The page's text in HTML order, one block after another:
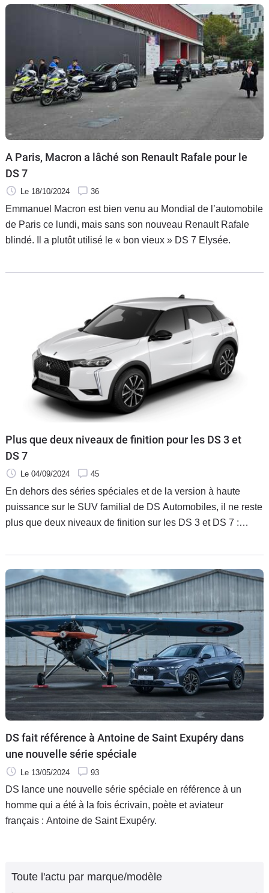
A Paris, Macron a lâché son Renault Rafale pour le
DS 7
Le 18/10/2024 36
Emmanuel Macron est bien venu au Mondial de l’automobile
de Paris ce lundi, mais sans son nouveau Renault Rafale
blindé. Il a plutôt utilisé le « bon vieux » DS 7 Elysée.
Plus que deux niveaux de finition pour les DS 3 et
DS 7
Le 04/09/2024 45
En dehors des séries spéciales et de la version à haute
puissance sur le SUV familial de DS Automobiles, il ne reste
plus que deux niveaux de finition sur les DS 3 et DS 7 :
son grand frère à 49 750€.
DS fait référence à Antoine de Saint Exupéry dans
une nouvelle série spéciale
Le 13/05/2024 93
DS lance une nouvelle série spéciale en référence à un
homme qui a été à la fois écrivain, poète et aviateur
français : Antoine de Saint Exupéry.
Toute l'actu par marque/modèle